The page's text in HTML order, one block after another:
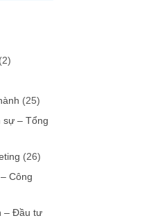
(2)
(25)
sự – Tổng
(26)
Công
– Đầu tư